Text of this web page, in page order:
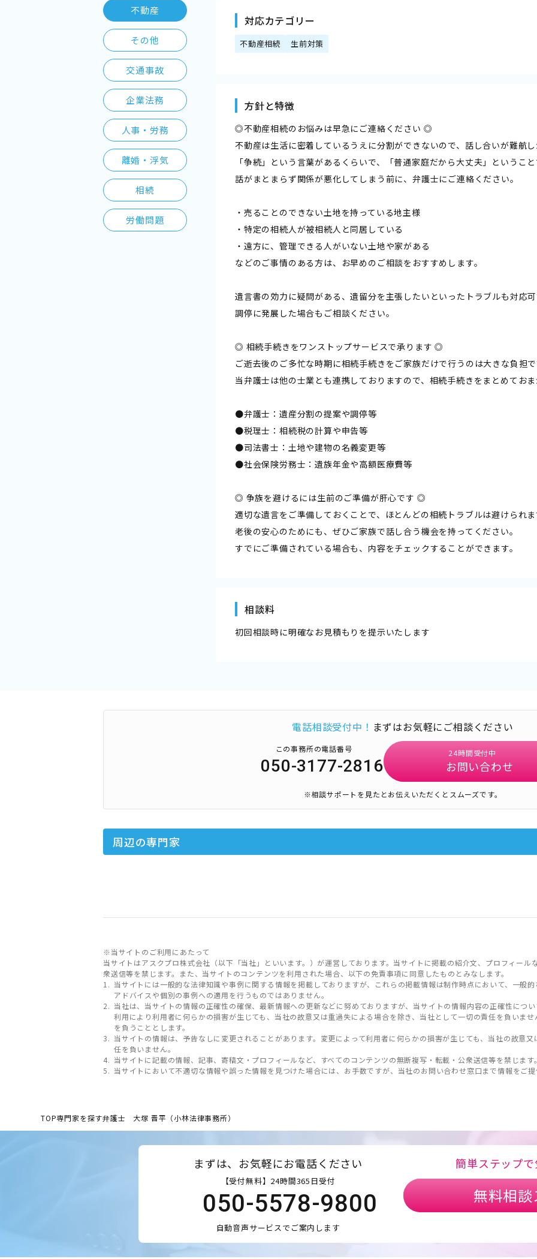
不動産
その他
交通事故
企業法務
人事・労務
離婚・浮気
相続
労働問題
対応カテゴリー
不動産相続 生前対策
方針と特徴
◎不動産相続のお悩みは早急にご連絡ください ◎
不動産は生活に密着しているうえに分割ができないので、話し合いが難航
「争続」という言葉があるくらいで、「普通家庭だから大丈夫」というこ
話がまとまらず関係が悪化してしまう前に、弁護士にご連絡ください。
・売ることのできない土地を持っている地主様
・特定の相続人が被相続人と同居している
・遠方に、管理できる人がいない土地や家がある
などのご事情のある方は、お早めのご相談をおすすめします。
遺言書の効力に疑問がある、遺留分を主張したいといったトラブルも対応
調停に発展した場合もご相談ください。
◎ 相続手続きをワンストップサービスで承ります ◎
ご逝去後のご多忙な時期に相続手続きをご家族だけで行うのは大きな負担
当弁護士は他の士業とも連携しておりますので、相続手続きをまとめてお
●弁護士：遺産分割の提案や調停等
●税理士：相続税の計算や申告等
●司法書士：土地や建物の名義変更等
●社会保険労務士：遺族年金や高額医療費等
◎ 争族を避けるには生前のご準備が肝心です ◎
適切な遺言をご準備しておくことで、ほとんどの相続トラブルは避けられ
老後の安心のためにも、ぜひご家族で話し合う機会を持ってください。
すでにご準備されている場合も、内容をチェックすることができます。
相談料
初回相談時に明確なお見積もりを提示いたします
電話相談受付中！ まずはお気軽にご相談ください
この事務所の電話番号
050-3177-2816
24時間受付中
お問い合わせ
※相談サポートを見たとお伝えいただくとスムーズです。
周辺の専門家
※当サイトのご利用にあたって
当サイトはアスクプロ株式会社（以下「当社」といいます。）が運営しております。当サイトに掲載の紹介文、プロフィール
衆送信等を禁じます。また、当サイトのコンテンツを利用された場合、以下の免責事項に同意したものとみなします。
当サイトには一般的な法律知識や事例に関する情報を掲載しておりますが、これらの掲載情報は制作時点において、一般
アドバイスや個別の事例への適用を行うものではありません。
当社は、当サイトの情報の正確性の確保、最新情報への更新などに努めておりますが、当サイトの情報内容の正確性につ
利用により利用者に何らかの損害が生じても、当社の故意又は重過失による場合を除き、当社として一切の責任を負いま
を負うこととします。
当サイトの情報は、予告なしに変更されることがあります。変更によって利用者に何らかの損害が生じても、当社の故意
任を負いません。
当サイトに記載の情報、記事、寄稿文・プロフィールなど、すべてのコンテンツの無断複写・転載・公衆送信等を禁じます
当サイトにおいて不適切な情報や誤った情報を見つけた場合には、お手数ですが、当社のお問い合わせ窓口まで情報をご
TOP専門家を探す弁護士 大塚 晋平（小林法律事務所）
まずは、お気軽にお電話ください
【受付無料】24時間365日受付
050-5578-9800
自動音声サービスでご案内します
簡単ステップ
無料相